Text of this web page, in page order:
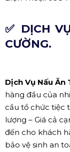
✅ DỊCH
CƯỜNG.
Dịch Vụ Nấu Ăn
hàng đầu của
cầu tổ chức tiệc
lượng – Giá cả
đến cho khách
bảo vệ sinh an